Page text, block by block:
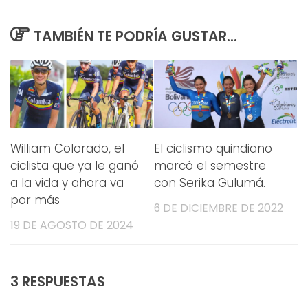
TAMBIÉN TE PODRÍA GUSTAR...
William Colorado, el
ciclista que ya le ganó
a la vida y ahora va
por más
19 DE AGOSTO DE 2024
El ciclismo quindiano
marcó el semestre
con Serika Gulumá.
6 DE DICIEMBRE DE 2022